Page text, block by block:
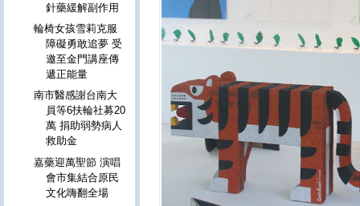
針藥緩解副作用
輪椅女孩雪莉克服
障礙勇敢追夢 受
邀至金門講座傳
遞正能量
南市醫感謝台南大
員等6扶輪社募20
萬 捐助弱勢病人
救助金
嘉藥迎萬聖節 演唱
會市集結合原民
文化嗨翻全場